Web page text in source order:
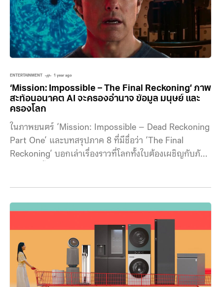
ENTERTAINMENT 1 year ago
‘Mission: Impossible – The Final Reckoning’ ภาพ
สะท้อนอนาคต AI จะครองอำนาจ ข้อมูล มนุษย์ และ
ครองโลก
ในภาพยนตร์ ‘Mission: Impossible – Dead Reckoning
Part One’ และบทสรุปภาค 8 ที่มีชื่อว่า ‘The Final
Reckoning’ บอกเล่าเรื่องราวที่โลกทั้งใบต้องเผชิญกับภัย
แทรกซึมอยู่ในระบบข้อมูลของทั้งโลก มีความสามารถใน
การพยากรณ์อนาคต และตัดสินชะตามนุษยชาติได้ภายใน
พริบตา แม้จะเป็นเพียงจินตนาการในโลกภาพยนตร์ แต่